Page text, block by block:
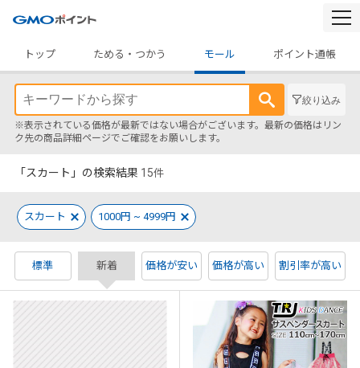
トップ
ためる・つかう モール ポイント通帳
絞り込み
※表示されている価格が最新ではない場合がございます。最新の価格はリン
ク先の商品詳細ページでご確認をお願いします。
「スカート」の検索結果 15件
スカート 1000円 ~ 4999円
標準 新着 価格が安い 価格が高い 割引率が高い